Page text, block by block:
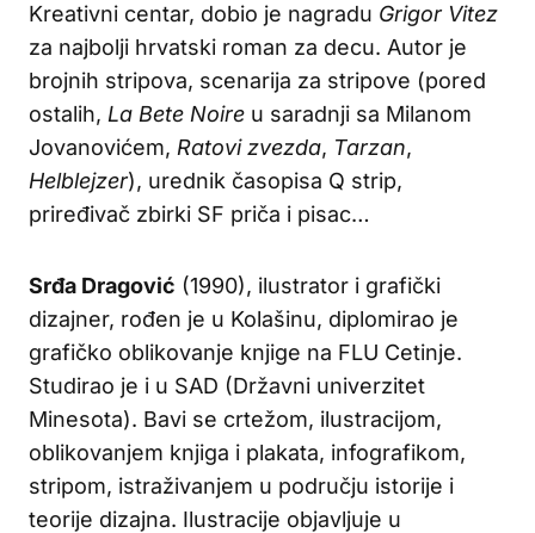
Kreativni centar, dobio je nagradu Grigor Vitez
za najbolji hrvatski roman za decu. Autor je
brojnih stripova, scenarija za stripove (pored
ostalih, La Bete Noire u saradnji sa Milanom
Jovanovićem, Ratovi zvezda, Tarzan,
Helblejzer), urednik časopisa Q strip,
priređivač zbirki SF priča i pisac…
Srđa Dragović (1990), ilustrator i grafički
dizajner, rođen je u Kolašinu, diplomirao je
grafičko oblikovanje knjige na FLU Cetinje.
Studirao je i u SAD (Državni univerzitet
Minesota). Bavi se crtežom, ilustracijom,
oblikovanjem knjiga i plakata, infografikom,
stripom, istraživanjem u području istorije i
teorije dizajna. Ilustracije objavljuje u